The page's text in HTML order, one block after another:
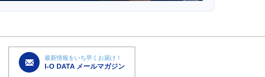
最新情報をいち早くお届け！
I-O DATA メールマガジン